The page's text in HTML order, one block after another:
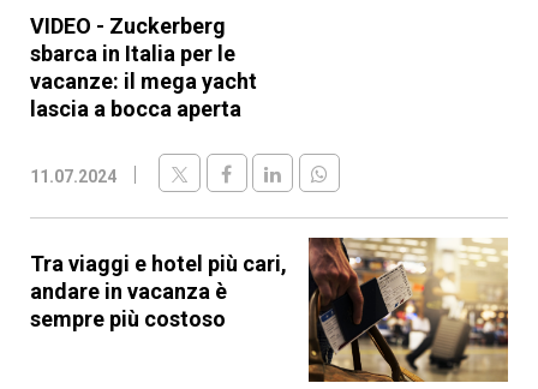
VIDEO - Zuckerberg
sbarca in Italia per le
vacanze: il mega yacht
lascia a bocca aperta
11.07.2024
Tra viaggi e hotel più cari,
andare in vacanza è
sempre più costoso